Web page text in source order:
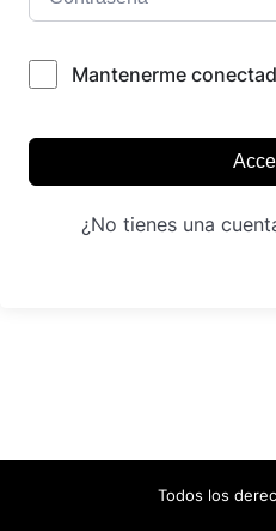
Mantenerme
¿No tienes una
Todos los